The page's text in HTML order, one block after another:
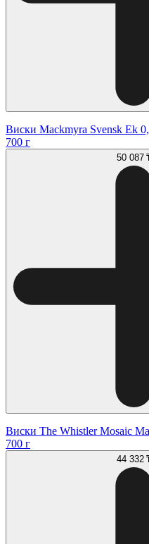
Виски Mackmyra Svensk Ek
700 г
50 087
Виски The Whistler Mosaic
700 г
44 332